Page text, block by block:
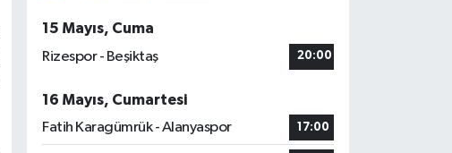
15 Mayıs, Cuma
Rizespor - Beşiktaş
20:00
16 Mayıs, Cumartesi
Fatih Karagümrük - Alanyaspor
17:00